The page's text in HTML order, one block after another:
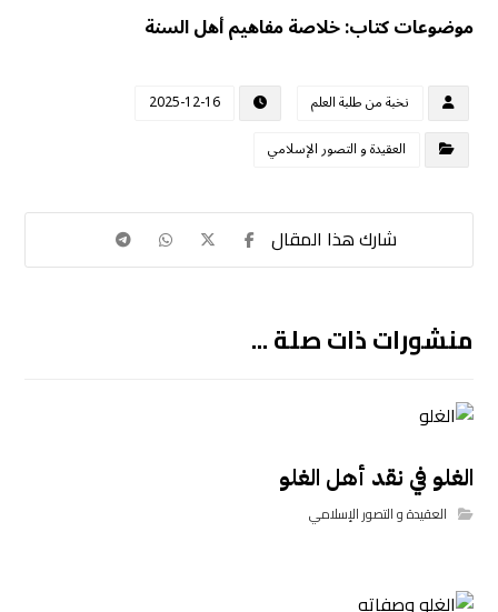
موضوعات كتاب: خلاصة مفاهيم أهل السنة
نخبة من طلبة العلم
2025-12-16
العقيدة و التصور الإسلامي
منشورات ذات صلة ...
الغلو في نقد أهل الغلو
العقيدة و التصور الإسلامي